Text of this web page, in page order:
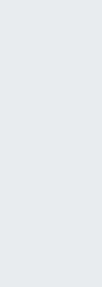
saldırısına
yaptırmayan